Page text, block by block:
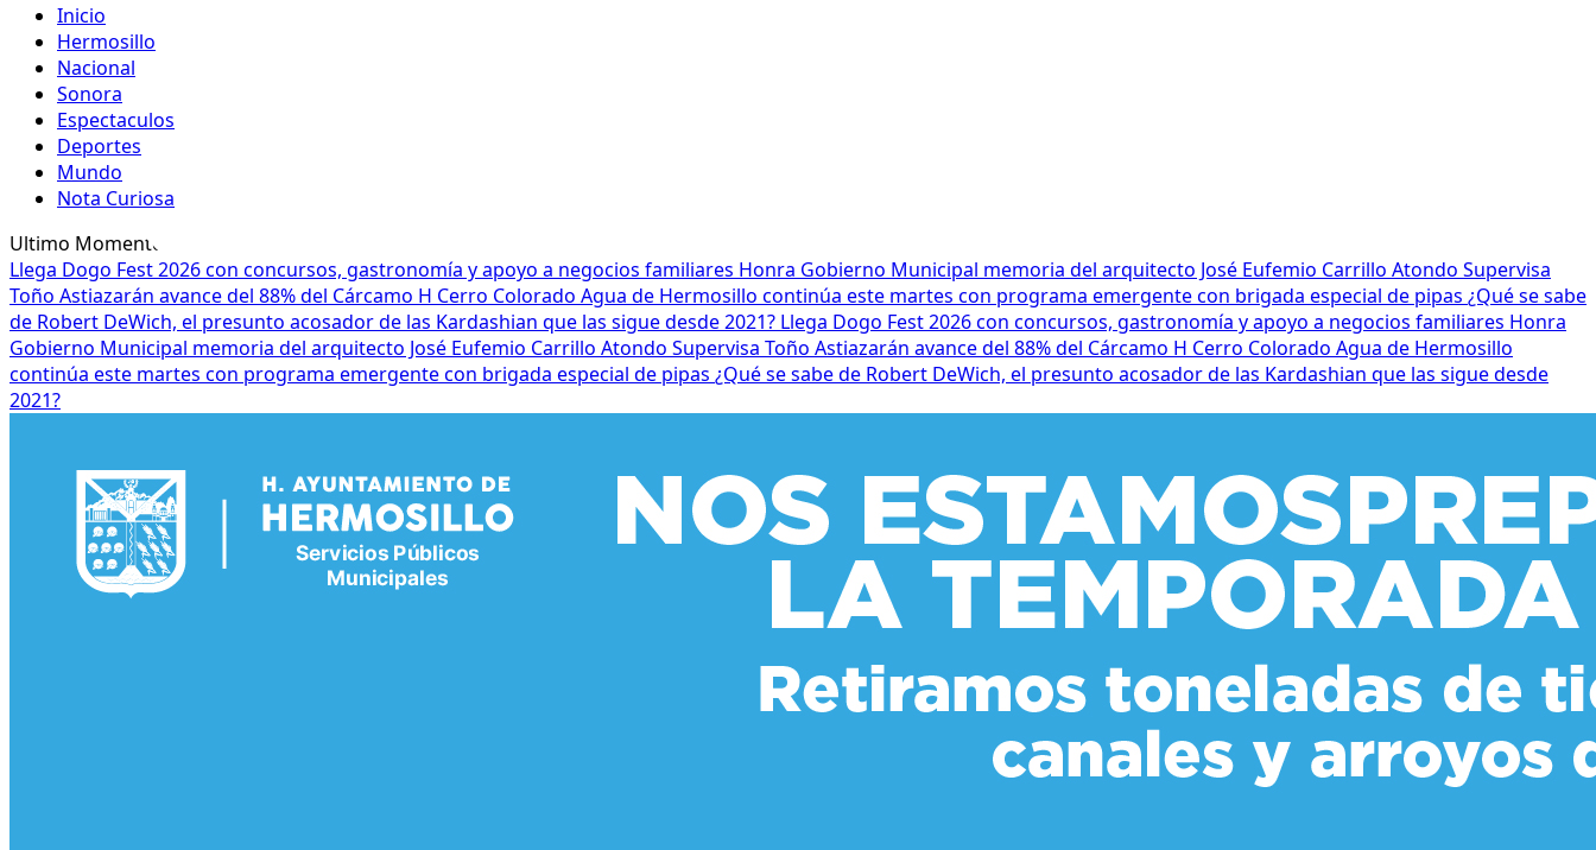
Inicio
Hermosillo
Nacional
Sonora
Espectaculos
Deportes
Mundo
Nota Curiosa
Ultimo Momento
Llega Dogo Fest 2026 con concursos, gastronomía y apoyo a negocios familiares Honra Gobierno Municipal memoria del arquitecto José Eufemio Carrillo Atondo Supervisa
Toño Astiazarán avance del 88% del Cárcamo H Cerro Colorado Agua de Hermosillo continúa este martes con programa emergente con brigada especial de pipas ¿Qué se sabe
de Robert DeWich, el presunto acosador de las Kardashian que las sigue desde 2021? Llega Dogo Fest 2026 con concursos, gastronomía y apoyo a negocios familiares Honra
Gobierno Municipal memoria del arquitecto José Eufemio Carrillo Atondo Supervisa Toño Astiazarán avance del 88% del Cárcamo H Cerro Colorado Agua de Hermosillo
continúa este martes con programa emergente con brigada especial de pipas ¿Qué se sabe de Robert DeWich, el presunto acosador de las Kardashian que las sigue desde
2021?